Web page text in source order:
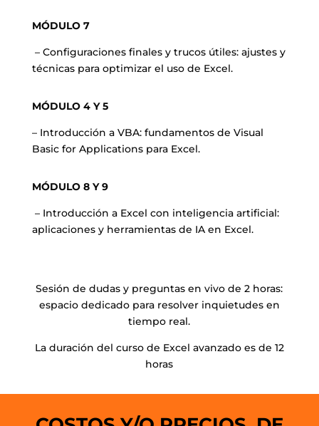
MÓDULO 7
– Configuraciones finales y trucos útiles: ajustes y
técnicas para optimizar el uso de Excel.
MÓDULO 4 Y 5
– Introducción a VBA: fundamentos de Visual
Basic for Applications para Excel.
MÓDULO 8 Y 9
– Introducción a Excel con inteligencia artificial:
aplicaciones y herramientas de IA en Excel.
Sesión de dudas y preguntas en vivo de 2 horas:
espacio dedicado para resolver inquietudes en
tiempo real.
La duración del curso de Excel avanzado es de 12
horas